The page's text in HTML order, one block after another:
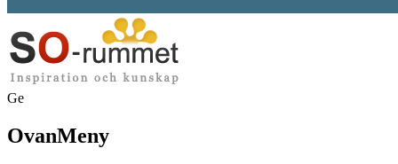
Ge
OvanMeny